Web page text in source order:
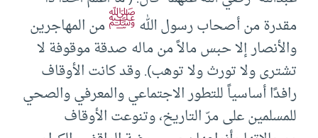
ﻣﻘﺪرة ﻣﻦ أﺻﺤﺎب رﺳﻮل اﻟﻠﻪﷺﻣﻦ اﻟﻤﻬﺎﺟﺮﻳﻦ
واﻷﻧﺼﺎر إﻻ ﺣﺒﺲ ﻣﺎﻻً ﻣﻦ ﻣﺎﻟﻪ ﺻﺪﻗﺔ ﻣﻮﻗﻮﻓﺔ ﻻ
ﺗﺸﺘﺮى وﻻ ﺗﻮرث وﻻ ﺗﻮﻫﺐ). وﻗﺪ ﻛﺎﻧﺖ اﻷوﻗﺎف
راﻓﺪًا أساسياً ﻟﻠﺘﻄﻮر اﻻﺟﺘﻤﺎﻋﻲ واﻟﻤﻌﺮﻓﻲ واﻟﺼﺤﻲ
ﻟﻠﻤﺴﻠﻤﻴﻦ ﻋﻠﻰ ﻣﺮّ اﻟﺘﺎرﻳﺦ، وﺗﻨﻮﻋﺖ اﻷوﻗﺎف